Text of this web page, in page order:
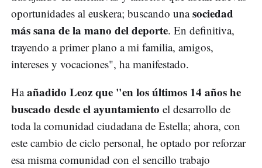
oportunidades al euskera; buscando unasociedad
más sana de la mano del deporte. En definitiva,
trayendo a primer plano a mi familia, amigos,
intereses y vocaciones", ha manifestado.
Haañadido Leoz que "en los últimos 14 años he
buscado desde el ayuntamiento el desarrollo de
toda la comunidad ciudadana de Estella; ahora, con
este cambio de ciclo personal, he optado por reforzar
esa misma comunidad con el sencillo trabajo